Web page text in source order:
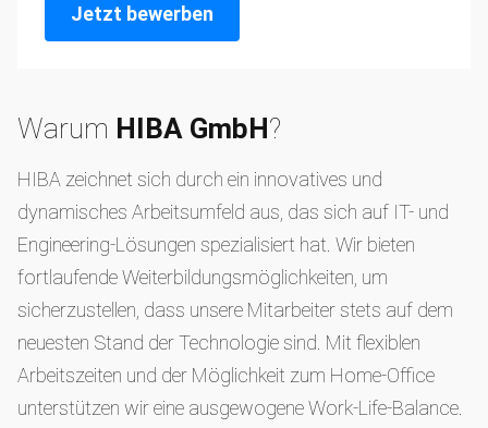
Jetzt bewerben
Warum HIBA GmbH?
HIBA zeichnet sich durch ein innovatives und
dynamisches Arbeitsumfeld aus, das sich auf IT- und
Engineering-Lösungen spezialisiert hat. Wir bieten
fortlaufende Weiterbildungsmöglichkeiten, um
sicherzustellen, dass unsere Mitarbeiter stets auf dem
neuesten Stand der Technologie sind. Mit flexiblen
Arbeitszeiten und der Möglichkeit zum Home-Office
unterstützen wir eine ausgewogene Work-Life-Balance.